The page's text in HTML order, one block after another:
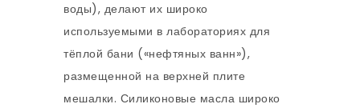
воды), делают их широко
используемыми в лабораториях для
тёплой бани («нефтяных ванн»),
размещенной на верхней плите
мешалки. Силиконовые масла широко